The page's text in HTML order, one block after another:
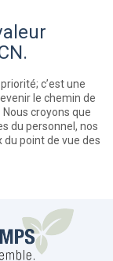
c’est une
le chemin de
croyons que
du personnel, nos
du point de vue des